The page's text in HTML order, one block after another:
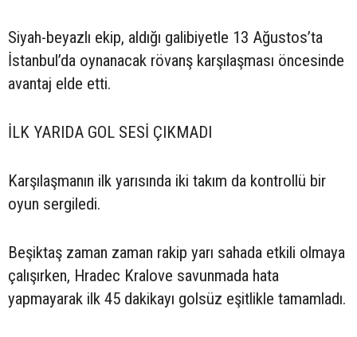
Siyah-beyazlı ekip, aldığı galibiyetle 13 Ağustos’ta
İstanbul’da oynanacak rövanş karşılaşması öncesinde
avantaj elde etti.
İLK YARIDA GOL SESİ ÇIKMADI
Karşılaşmanın ilk yarısında iki takım da kontrollü bir
oyun sergiledi.
Beşiktaş zaman zaman rakip yarı sahada etkili olmaya
çalışırken, Hradec Kralove savunmada hata
yapmayarak ilk 45 dakikayı golsüz eşitlikle tamamladı.